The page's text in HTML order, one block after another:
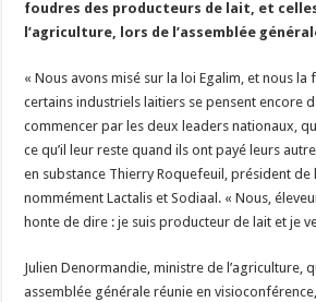
Un été fructueux pour Lactalis
foudres des producteurs de lait, et
l’agriculture, lors de l’assemblée
« Nous avons misé sur la loi Egalim, et nous la
certains industriels laitiers se pensent encore
commencer par les deux leaders nationaux,
ce qu’il leur reste quand ils ont payé leurs
en substance Thierry Roquefeuil, président de
nommément Lactalis et Sodiaal. « Nous,
honte de dire : je suis producteur de lait et je
Julien Denormandie, ministre de l’agriculture,
assemblée générale réunie en